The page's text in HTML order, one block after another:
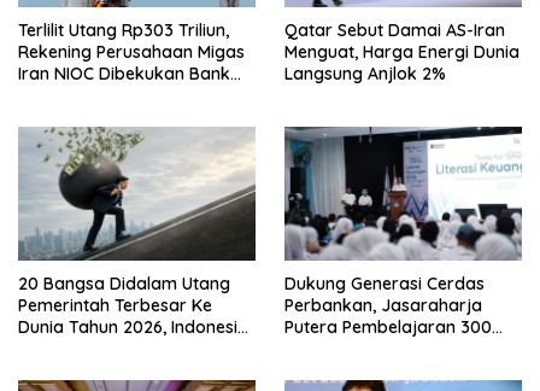
Terlilit Utang Rp303 Triliun,
Rekening Perusahaan Migas
Iran NIOC Dibekukan Bank
Qatar Sebut Damai AS-Iran
Menguat, Harga Energi Dunia
Langsung Anjlok 2%
20 Bangsa Didalam Utang
Pemerintah Terbesar Ke
Dunia Tahun 2026, Indonesia
Dukung Generasi Cerdas
Perbankan, Jasaraharja
Putera Pembelajaran 300